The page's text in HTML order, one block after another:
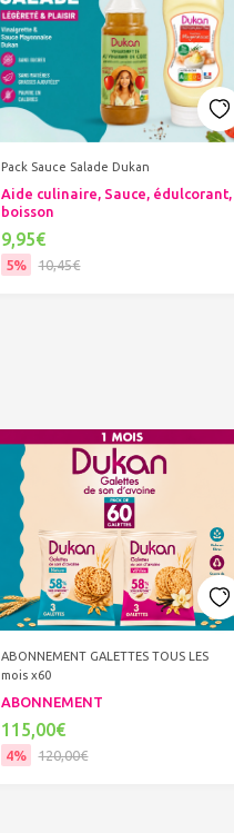
Pack Sauce Salade Dukan
Aide culinaire, Sauce, édulcorant,
boisson
9,95€
5%
10,45€
ABONNEMENT GALETTES TOUS LES
mois x60
ABONNEMENT
115,00€
4%
120,00€